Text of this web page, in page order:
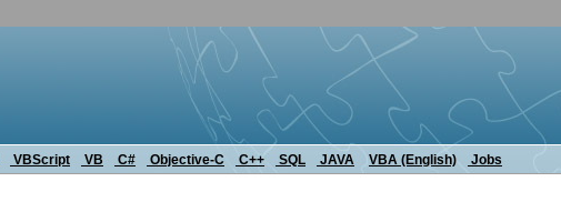
VBScript VB C# Objective-C C++ SQL JAVA VBA (English) Jobs